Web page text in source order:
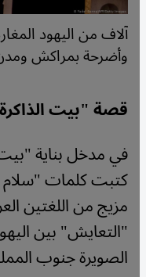
آلاف من اليهود
وأضرحة بمراكش
قصة "بيت الذاكرة
في مدخل بناية "بيت
كتبت كلمات "سلام
مزيج من اللغتين
"التعايش" بين
الصويرة جنوب